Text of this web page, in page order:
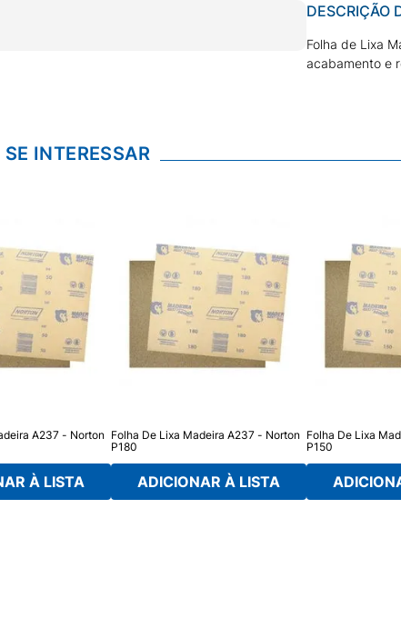
DESCRIÇÃO
Folha de Lixa
acabamento e
A237 - Norton
À LISTA
Folha De Lixa Madeira A237 - Norton
P180
ADICIONAR À LISTA
Folha De Lixa
P150